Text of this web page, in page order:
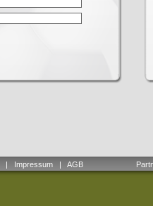
| Impressum | AGB